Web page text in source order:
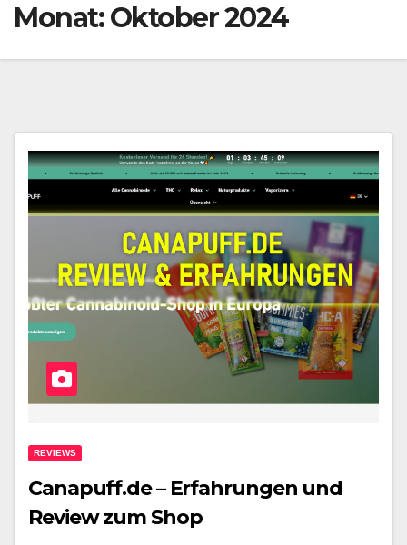
Monat:Oktober 2024
REVIEWS
Canapuff.de – Erfahrungen und
Review zum Shop